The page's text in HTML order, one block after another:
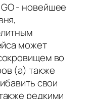
- новейшее
может
во
(а) также
свои
редкими